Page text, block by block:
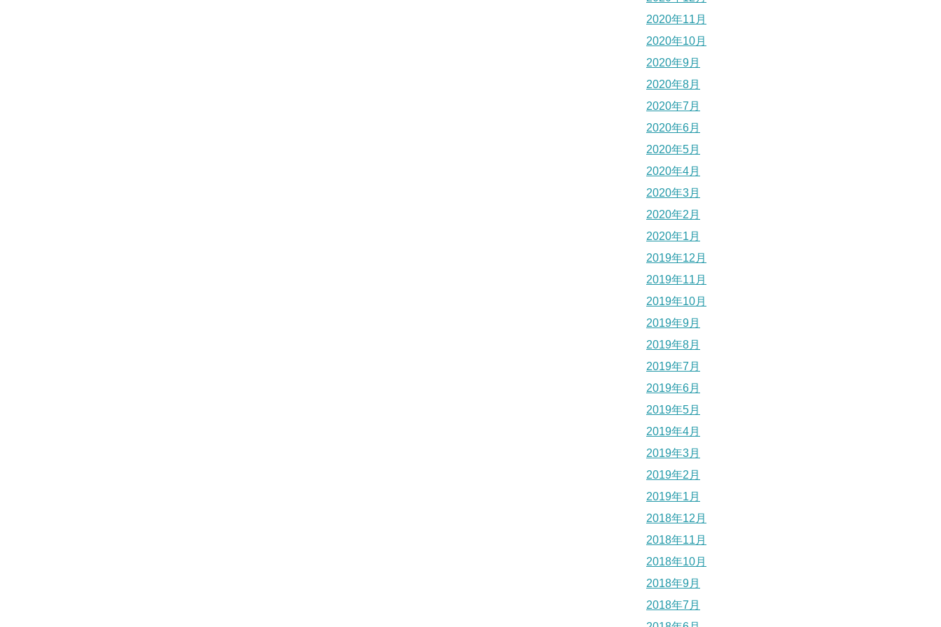
2020年11月
2020年10月
2020年9月
2020年8月
2020年7月
2020年6月
2020年5月
2020年4月
2020年3月
2020年2月
2020年1月
2019年12月
2019年11月
2019年10月
2019年9月
2019年8月
2019年7月
2019年6月
2019年5月
2019年4月
2019年3月
2019年2月
2019年1月
2018年12月
2018年11月
2018年10月
2018年9月
2018年7月